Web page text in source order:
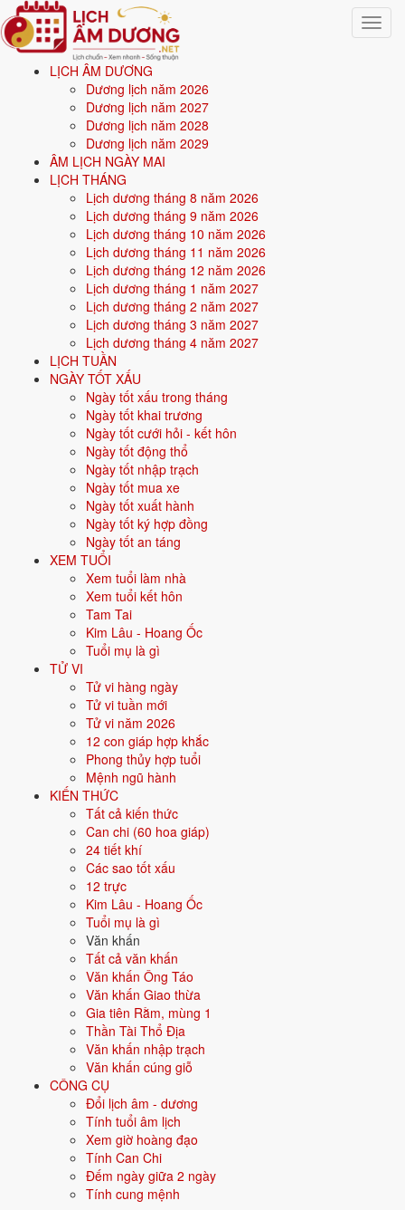
Toggle
LỊCH ÂM DƯƠNG
Dương lịch năm 2026
Dương lịch năm 2027
Dương lịch năm 2028
Dương lịch năm 2029
ÂM LỊCH NGÀY MAI
LỊCH THÁNG
Lịch dương tháng 8 năm 2026
Lịch dương tháng 9 năm 2026
Lịch dương tháng 10 năm 2026
Lịch dương tháng 11 năm 2026
Lịch dương tháng 12 năm 2026
Lịch dương tháng 1 năm 2027
Lịch dương tháng 2 năm 2027
Lịch dương tháng 3 năm 2027
Lịch dương tháng 4 năm 2027
LỊCH TUẦN
NGÀY TỐT XẤU
Ngày tốt xấu trong tháng
Ngày tốt khai trương
Ngày tốt cưới hỏi - kết hôn
Ngày tốt động thổ
Ngày tốt nhập trạch
Ngày tốt mua xe
Ngày tốt xuất hành
Ngày tốt ký hợp đồng
Ngày tốt an táng
XEM TUỔI
Xem tuổi làm nhà
Xem tuổi kết hôn
Tam Tai
Kim Lâu - Hoang Ốc
Tuổi mụ là gì
TỬ VI
Tử vi hàng ngày
Tử vi tuần mới
Tử vi năm 2026
12 con giáp hợp khắc
Phong thủy hợp tuổi
Mệnh ngũ hành
KIẾN THỨC
Tất cả kiến thức
Can chi (60 hoa giáp)
24 tiết khí
Các sao tốt xấu
12 trực
Kim Lâu - Hoang Ốc
Tuổi mụ là gì
Văn khấn
Tất cả văn khấn
Văn khấn Ông Táo
Văn khấn Giao thừa
Gia tiên Rằm, mùng 1
Thần Tài Thổ Địa
Văn khấn nhập trạch
Văn khấn cúng giỗ
CÔNG CỤ
Đổi lịch âm - dương
Tính tuổi âm lịch
Xem giờ hoàng đạo
Tính Can Chi
Đếm ngày giữa 2 ngày
Tính cung mệnh
Trang chủ
Xem ngày tốt xấu
Tháng 5/2027
Xem ngày tốt xấu tháng 5
năm 2027
ngày tốt - ngày xấu tháng 5/2027
cưới hỏi, khai trương, động thổ, nhập trạch, xuất hành, ký hợp đồng,
mua xe, an táng. Mỗi ngày được chấm điểm tổng hợp từ
12 Trực, 28 Nhị Thập Bát Túvà ngày cấm kỵ; ngày điểm cao mới
được xếp vào danh sách ngày tốt cho từng việc. Có thể chọn xem theo
tháng bất kỳ, hoặc xem ngày tốt xấu theo tuổi
sinh để lọc ngày hợp tuổi gia chủ.
1/5/2027đến31/5/2027
(31 ngày), mỗi việc có số ngày đẹp
khác nhau.
Cưới hỏi: 12 ngày tốt ·Khai trương: 11 ngày tốt ·
15 ngày tốt ·Nhập trạch: 15 ngày tốt ·
Ký hợp đồng: 16 ngày tốt ·Mua xe
Bấm vào từng ngày để xem chi tiết giờ hoàng đạo, sao, trực,
việc nên - nên tránh.
Xem ngày tốt xấu theo tháng và
theo tuổi
31 ngày
Ngày sinh gia chủ (xem ngày hợp tuổi)
Xem
Chọn một tháng bất kỳ để xem ngày tốt - ngày xấu, hoặc nhập ngày
sinh để biết ngày nào hợp tuổi gia chủ.
Ngày tốt tháng 5/2027 theo từng
Mỗi việc dưới đây được xếp hạng ngày đẹp riêng theo tiêu chí phù
hợp; bấm vào thẻ để xem ngày tốt nhất và ngày nên tránh cho từng
Cưới hỏi
Trong tháng 5/2027 có 12 ngày tốt cho cưới hỏi. Tốt nhất: 5/5, 22/5, 2/5.
✅ NGÀY ĐẸP NHẤT
T4 ·Giáp Thân · 29/3 âm
T7 ·Tân Sửu· 17/4 âm
CN ·Tân Tỵ· 26/3 âm
T2 ·Kỷ Sửu· 5/4 âm
T4 ·Tân Mão· 7/4 âm